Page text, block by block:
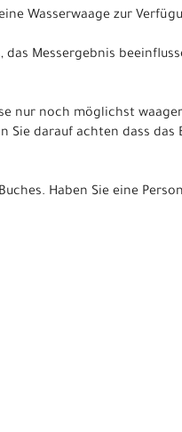
Wasserwaage zur
das Messergebnis
nur noch möglichst
Sie darauf achten dass das
Haben Sie eine